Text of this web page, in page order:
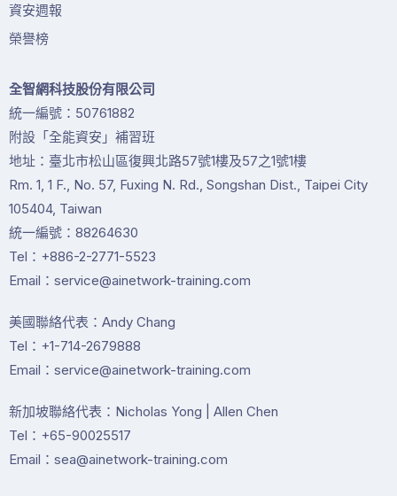
資安週報
榮譽榜
全智網科技股份有限公司
統一編號：50761882
附設「全能資安」補習班
地址：臺北市松山區復興北路57號1樓及57之1號1樓
Rm. 1, 1 F., No. 57, Fuxing N. Rd., Songshan Dist., Taipei City
105404, Taiwan
統一編號：88264630
Tel：+886-2-2771-5523
Email：service@ainetwork-training.com
美國聯絡代表：Andy Chang
Tel：+1-714-2679888
Email：service@ainetwork-training.com
新加坡聯絡代表：Nicholas Yong | Allen Chen
Tel：+65-90025517
Email：sea@ainetwork-training.com